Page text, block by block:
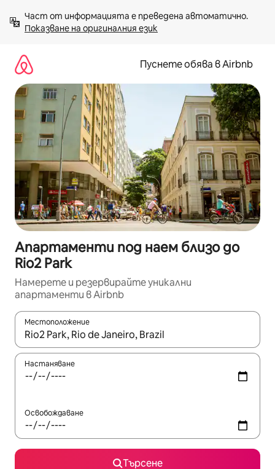
към
съдържанието
Показване на оригиналния език
Пуснете обява в Airbnb
Апартаменти под наем близо до
Rio2 Park
Намерете и резервирайте уникални
апартаменти в Airbnb
Местоположение
Когато резултатите се покажат, използвайте
Настаняване
Освобождаване
Търсене